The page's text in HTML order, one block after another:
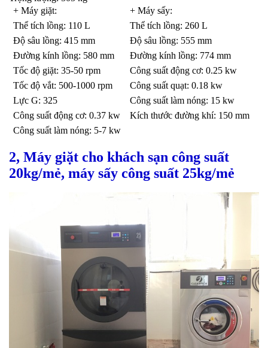
+ Máy giặt:
Thể tích lồng: 110 L
Độ sâu lồng: 415 mm
Đường kính lồng: 580 mm
Tốc độ giặt: 35-50 rpm
Tốc độ vắt: 500-1000 rpm
Lực G: 325
Công suất động cơ: 0.37 kw
Công suất làm nóng: 5-7 kw
+ Máy sấy:
Thể tích lồng: 260 L
Độ sâu lồng: 555 mm
Đường kính lồng: 774 mm
Công suất động cơ: 0.25 kw
Công suất quạt: 0.18 kw
Công suất làm nóng: 15 kw
Kích thước đường khí: 150 mm
2, Máy giặt cho khách sạn công suất
20kg/mẻ, máy sấy công suất 25kg/mẻ